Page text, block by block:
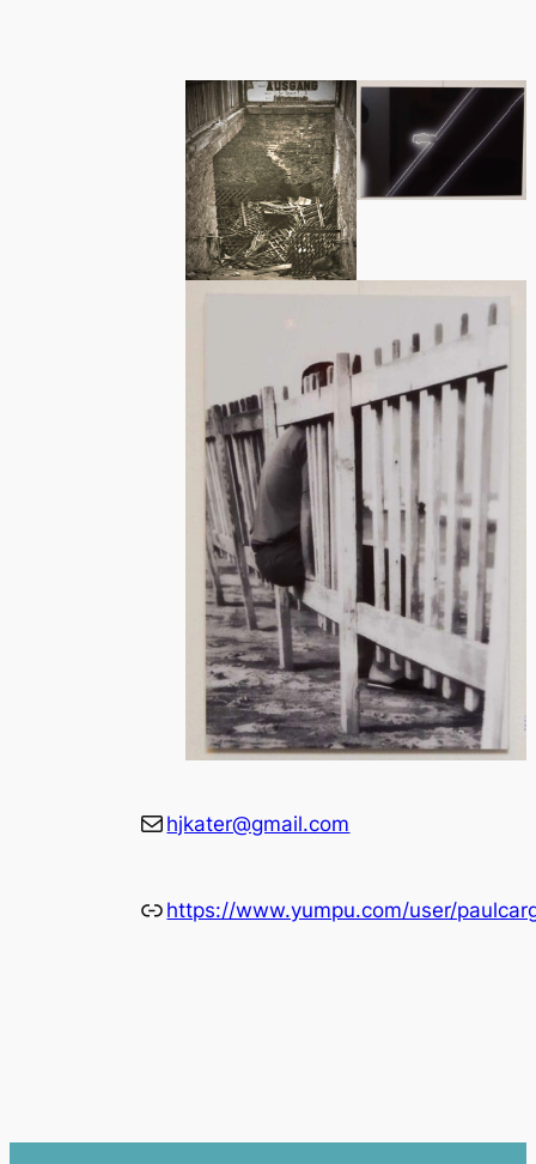
E-mailhjkater@gmail.com
Linkhttps://www.yumpu.com/user/